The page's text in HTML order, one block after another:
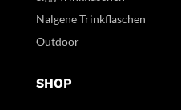
Nalgene Trinkflaschen
Outdoor
SHOP